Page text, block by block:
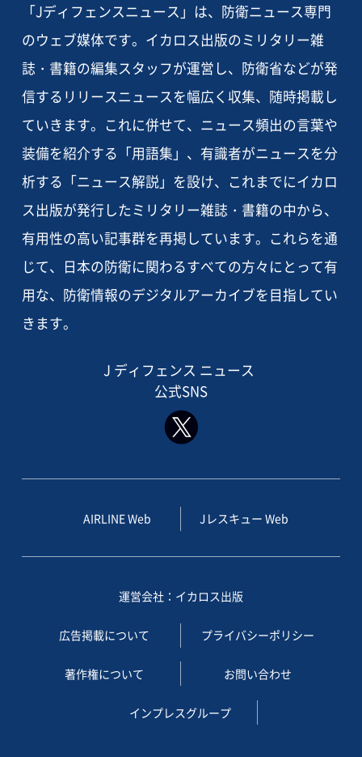
「Jディフェンスニュース」は、防衛ニュース専門
のウェブ媒体です。イカロス出版のミリタリー雑
誌・書籍の編集スタッフが運営し、防衛省などが発
信するリリースニュースを幅広く収集、随時掲載し
ていきます。これに併せて、ニュース頻出の言葉や
装備を紹介する「用語集」、有識者がニュースを分
析する「ニュース解説」を設け、これまでにイカロ
ス出版が発行したミリタリー雑誌・書籍の中から、
有用性の高い記事群を再掲しています。これらを通
じて、日本の防衛に関わるすべての方々にとって有
用な、防衛情報のデジタルアーカイブを目指してい
きます。
J ディフェンス ニュース
公式SNS
AIRLINE Web Jレスキュー Web
運営会社：イカロス出版
広告掲載について プライバシーポリシー
著作権について お問い合わせ
インプレスグループ